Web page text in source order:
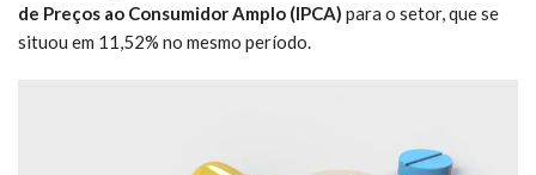
de Preços ao Consumidor Amplo (IPCA) para o setor, que se
situou em 11,52% no mesmo período.